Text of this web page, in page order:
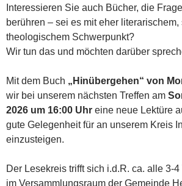
Interessieren Sie auch Bücher, die
berühren – sei es mit eher
theologischem Schwerpunkt?
Wir tun das und möchten darüber
Mit dem Buch „Hinübergehen“ von
wir bei unserem nächsten Treffen am
2026 um 16:00 Uhr eine neue Lektüre
gute Gelegenheit für an unserem Kreis
einzusteigen.
Der Lesekreis trifft sich i.d.R. ca. alle 3-
im Versammlungsraum der Gemeinde